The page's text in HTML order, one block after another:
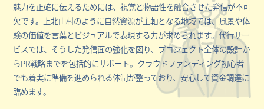
魅力を正確に伝えるためには、視覚と物語性を融合させた発信が不可
欠です。上北山村のように自然資源が主軸となる地域では、風景や体
験の価値を言葉とビジュアルで表現する力が求められます。代行サー
ビスでは、そうした発信面の強化を図り、プロジェクト全体の設計か
らPR戦略までを包括的にサポート。クラウドファンディング初心者
でも着実に準備を進められる体制が整っており、安心して資金調達に
臨めます。